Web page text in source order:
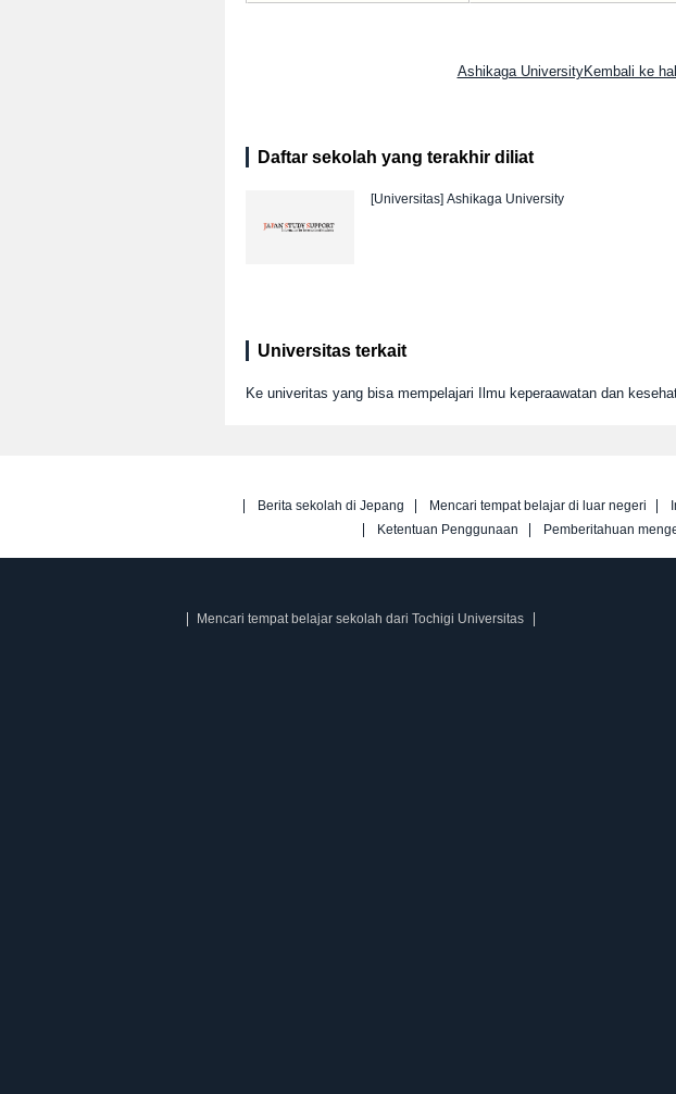
Ashikaga UniversityKembali ke
Daftar sekolah yang terakhir diliat
[Universitas] Ashikaga University
Universitas terkait
Ke univeritas yang bisa mempelajari Ilmu keperaawatan dan
Berita sekolah di Jepang Mencari tempat belajar di luar negeri
Ketentuan Penggunaan
Pemberitahuan
Mencari tempat belajar sekolah dari Tochigi Universitas